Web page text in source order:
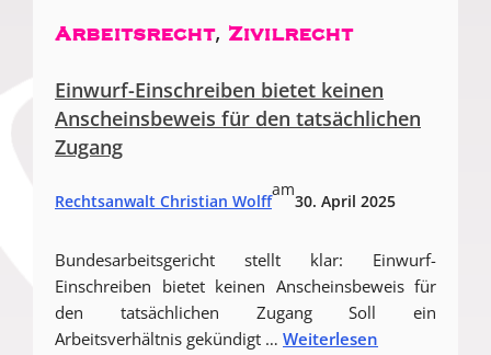
Arbeitsrecht, Zivilrecht
Einwurf-Einschreiben bietet keinen
Anscheinsbeweis für den tatsächlichen
Zugang
Rechtsanwalt Christian Wolff
am
30. April 2025
Bundesarbeitsgericht stellt klar: Einwurf-
Einschreiben bietet keinen Anscheinsbeweis für
den tatsächlichen Zugang Soll ein
Arbeitsverhältnis gekündigt … Weiterlesen